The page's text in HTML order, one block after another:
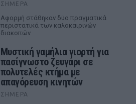
ΣΉΜΕΡΑ
Αφορμή στάθηκαν δύο πραγματικά
περιστατικά των καλοκαιρινών
διακοπών
Μυστική γαμήλια γιορτή για
πασίγνωστο ζευγάρι σε
πολυτελές κτήμα με
απαγόρευση κινητών
ΣΉΜΕΡΑ